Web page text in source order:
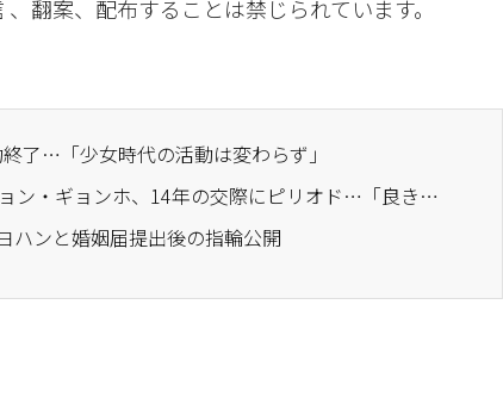
翻案、配布することは禁じられています。
了…「少女時代の活動は変わらず」
· 少女時代スヨン＆俳優チョン・ギョンホ、14年の交際にピリオド…「良き同僚として」それぞれの道へ
ハンと婚姻届提出後の指輪公開